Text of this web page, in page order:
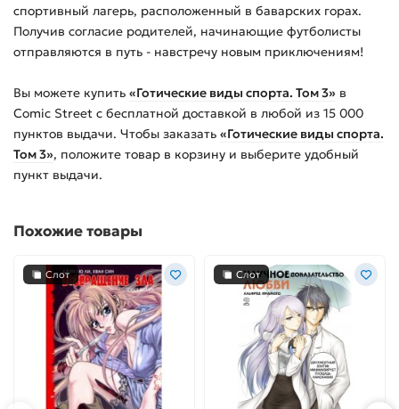
спортивный лагерь, расположенный в баварских горах.
Получив согласие родителей, начинающие футболисты
отправляются в путь - навстречу новым приключениям!
Вы можете купить «Готические виды спорта. Том 3» в
Comic Street с бесплатной доставкой в любой из 15 000
пунктов выдачи. Чтобы заказать «Готические виды спорта.
Том 3», положите товар в корзину и выберите удобный
пункт выдачи.
Похожие товары
Слот Слот